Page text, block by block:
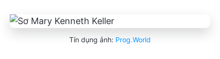
Tín dụng ảnh: Prog.World